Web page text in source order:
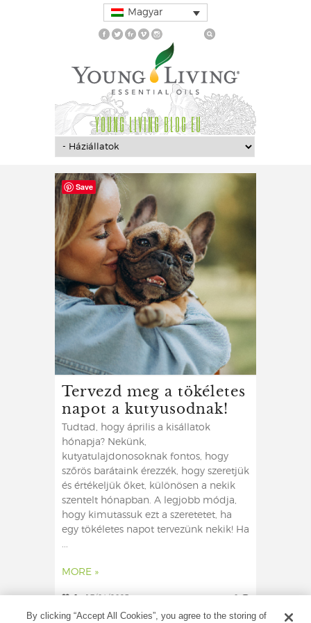
Magyar
YOUNG LIVING BLOG EU
Tervezd meg a tökéletes
napot a kutyusodnak!
Tudtad, hogy április a kisállatok
hónapja? Nekünk,
kutyatulajdonosoknak fontos, hogy
szőrös barátaink érezzék, hogy szeretjük
és értékeljük őket, különösen a nekik
szentelt hónapban. A legjobb módja,
hogy kimutassuk ezt a szeretetet, ha
egy tökéletes napot tervezünk nekik! Ha
...
MORE »
0 17/04/2023 0
By clicking “Accept All Cookies”, you agree to the storing of
Save